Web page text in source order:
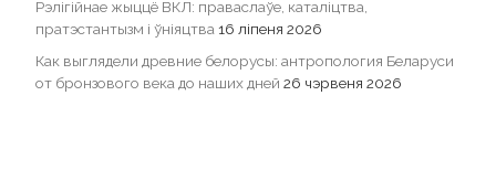
Рэлігійнае жыццё ВКЛ: праваслаўе, каталіцтва,
пратэстантызм і ўніяцтва16 ліпеня 2026
Как выглядели древние белорусы: антропология Беларуси
от бронзового века до наших дней 26 чэрвеня 2026